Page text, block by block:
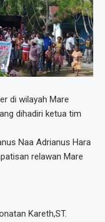
di wilayah Mare
dihadiri ketua tim
Naa Adrianus Hara
relawan Mare
Kareth,ST.